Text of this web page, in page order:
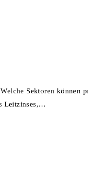
Sektoren
Leitzinses,…